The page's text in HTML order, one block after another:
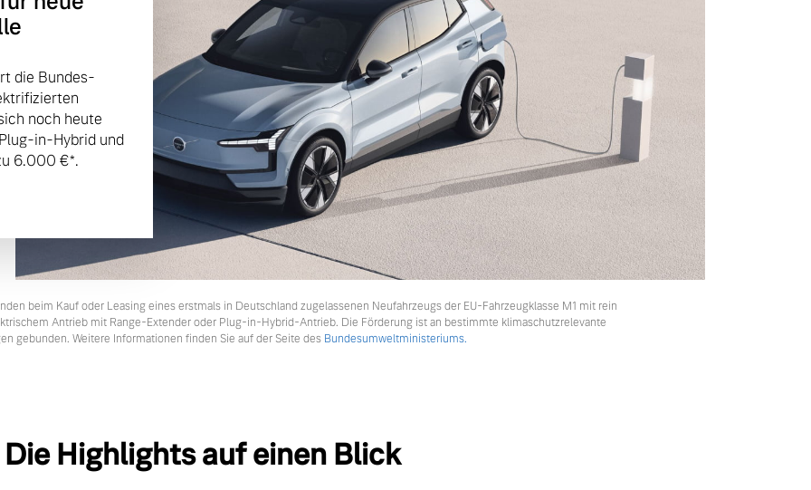
die Bundes-
noch heute
in-Hybrid und
6.000 €⁠*.
beim Kauf oder Leasing eines erstmals in Deutschland zugelassenen Neufahrzeugs der EU-Fahrzeugklasse M1 mit rein
Antrieb mit Range-Extender oder Plug-in-Hybrid-Antrieb. Die Förderung ist an bestimmte klimaschutzrelevante
gebunden. Weitere Informationen finden Sie auf der Seite des Bundesumweltministeriums.
Die Highlights auf einen Blick